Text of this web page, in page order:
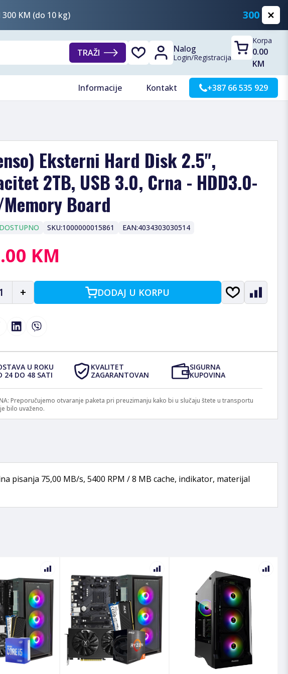
KM (do 10 kg) 300 KM
TRAŽI Nalog
Login/Registracija
Korpa
0.00
KM
Informacije Kontakt +387 66 535 929
Eksterni Hard Disk 2.5",
2TB, USB 3.0, Crna - HDD3.0-
Board
DOSTUPNO SKU:1000000015861 EAN:4034303030514
KM
+ DODAJ U KORPU
U ROKU
24 DO 48 SATI
KVALITET
ZAGARANTOVAN
SIGURNA
KUPOVINA
Preporučujemo otvaranje paketa pri preuzimanju kako bi u slučaju štete u transportu
bilo uvaženo.
pisanja 75,00 MB/s, 5400 RPM / 8 MB cache, indikator, materijal